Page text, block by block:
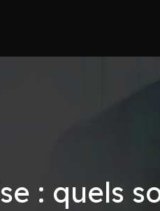
: quels